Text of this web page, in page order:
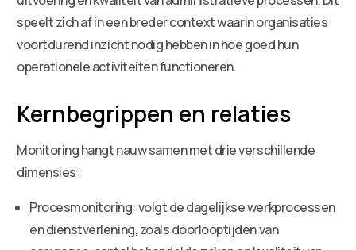
speelt zich af in een breder context waarin organisaties
voortdurend inzicht nodig hebben in hoe goed hun
operationele activiteiten functioneren.
Kernbegrippen en relaties
Monitoring hangt nauw samen met drie verschillende
dimensies:
Procesmonitoring: volgt de dagelijkse werkprocessen
en dienstverlening, zoals doorlooptijden van